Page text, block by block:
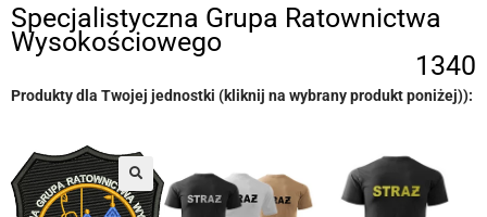
Specjalistyczna Grupa Ratownictwa
Wysokościowego
1340
Produkty dla Twojej jednostki (kliknij na wybrany produkt poniżej)):